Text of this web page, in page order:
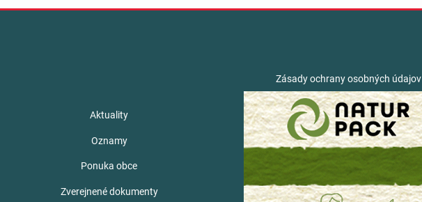
Aktuality
Oznamy
Ponuka obce
Zverejnené dokumenty
Zásady ochrany osobných údajov